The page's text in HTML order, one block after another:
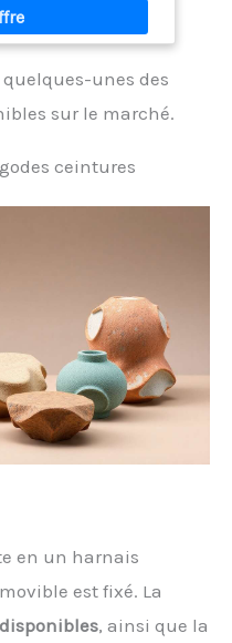
unes des
sur le marché.
ceintures
en un harnais
est fixé. La
, ainsi que la